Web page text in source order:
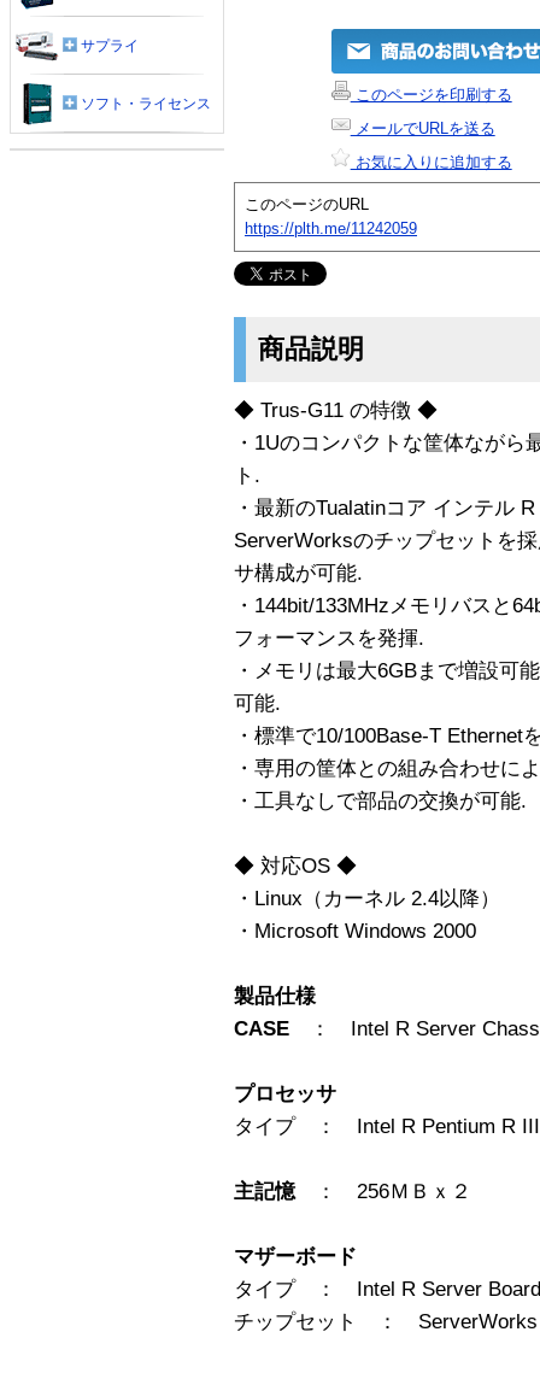
このページを印刷する
メールでURLを送る
お気に入りに追加する
このページのURL
https://plth.me/11242059
商品説明
◆ Trus-G11 の特徴 ◆
・1Uのコンパクトな筐体ながら
ト.
・最新のTualatinコア インテル
ServerWorksのチップセットを
サ構成が可能.
・144bit/133MHzメモリバスと
フォーマンスを発揮.
・メモリは最大6GBまで増設可
可能.
・標準で10/100Base-T Ethernet
・専用の筐体との組み合わせに
・工具なしで部品の交換が可能.
◆ 対応OS ◆
・Linux（カーネル 2.4以降）
・Microsoft Windows 2000
製品仕様
CASE ： Intel R Server
プロセッサ
タイプ ： Intel R Pentium R III
主記憶 ： 256ＭＢｘ２
マザーボード
タイプ ： Intel R Server Board
チップセット ： ServerWorks
サプライ
ソフト・ライセンス